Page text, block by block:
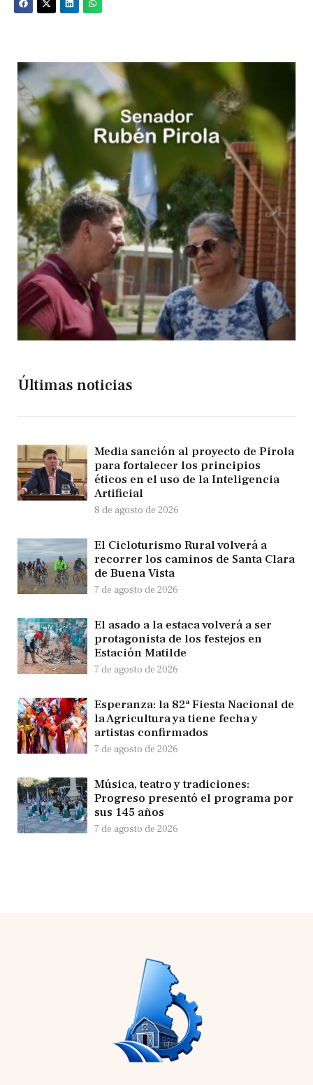
Últimas noticias
Media sanción al proyecto de Pirola
para fortalecer los principios
éticos en el uso de la Inteligencia
Artificial
8 de agosto de 2026
El Cicloturismo Rural volverá a
recorrer los caminos de Santa Clara
de Buena Vista
7 de agosto de 2026
El asado a la estaca volverá a ser
protagonista de los festejos en
Estación Matilde
7 de agosto de 2026
Esperanza: la 82ª Fiesta Nacional de
la Agricultura ya tiene fecha y
artistas confirmados
7 de agosto de 2026
Música, teatro y tradiciones:
Progreso presentó el programa por
sus 145 años
7 de agosto de 2026